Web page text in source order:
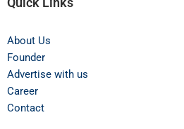
About Us
Founder
Advertise with us
Career
Contact